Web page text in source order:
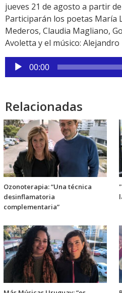
jueves 21 de agosto a partir
Participarán los poetas María
Mederos, Claudia Magliano,
Avoletta y el músico: Alejandro
Reproductor
de
00:00
Relacionadas
Ozonoterapia: “Una técnica
desinflamatoria
complementaria”